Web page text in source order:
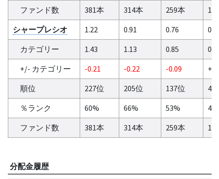
ファンド数
381本 314本 259本
シャープレシオ
1.22 0.91 0.76
カテゴリー
1.43 1.13 0.85
+/- カテゴリー
-0.21 -0.22 -0.09
+
順位
227位 205位 137位
46
％ランク
60% 66% 53%
ファンド数
381本 314本 259本
分配金履歴